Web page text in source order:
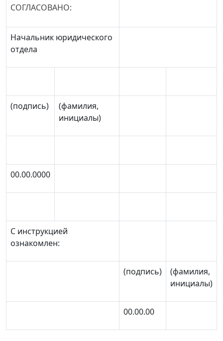
СОГЛАСОВАНО:
Начальник юридического
отдела
(подпись)
(фамилия,
инициалы)
00.00.0000
С инструкцией
ознакомлен:
(подпись)
(фамилия,
инициалы)
00.00.00